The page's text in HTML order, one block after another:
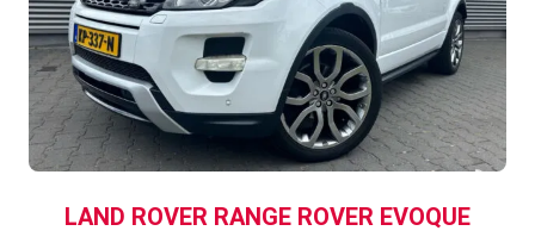
LAND ROVER RANGE ROVER EVOQUE